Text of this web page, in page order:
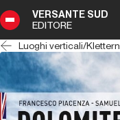
VERSANTE SUD
EDITORE
Luoghi verticali/Klettern